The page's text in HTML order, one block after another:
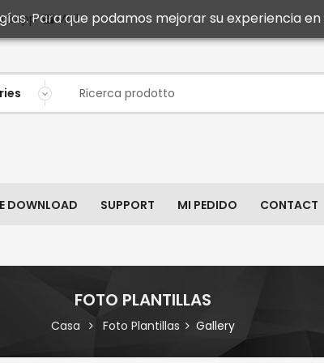
Mail
DOWNLOAD SUPPORT MI PEDIDO CONTACT
FOTO PLANTILLAS
Casa Foto Plantillas Gallery
Para que podamos mejorar su experiencia en